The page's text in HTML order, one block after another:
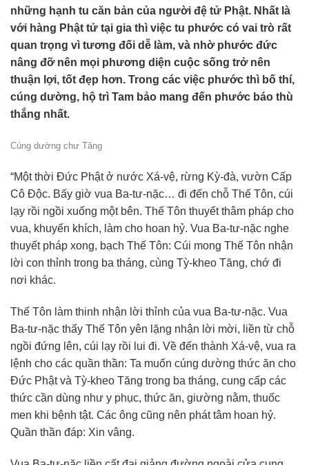
những hạnh tu căn bản của người đệ tử Phật. Nhất là
với hàng Phật tử tại gia thì việc tu phước có vai trò rất
quan trọng vì tương đối dễ làm, và nhờ phước đức
nâng đỡ nên mọi phương diện cuộc sống trở nên
thuận lợi, tốt đẹp hơn. Trong các việc phước thì bố thí,
cúng dường, hộ trì Tam bảo mang đến phước báo thù
thắng nhất.
Cúng dường chư Tăng
“Một thời Đức Phật ở nước Xá-vệ, rừng Kỳ-đà, vườn Cấp
Cô Độc. Bấy giờ vua Ba-tư-nặc… đi đến chỗ Thế Tôn, cúi
lạy rồi ngồi xuống một bên. Thế Tôn thuyết thâm pháp cho
vua, khuyến khích, làm cho hoan hỷ. Vua Ba-tư-nặc nghe
thuyết pháp xong, bạch Thế Tôn: Cúi mong Thế Tôn nhận
lời con thỉnh trong ba tháng, cùng Tỳ-kheo Tăng, chớ đi
nơi khác.
Thế Tôn làm thinh nhận lời thỉnh của vua Ba-tư-nặc. Vua
Ba-tư-nặc thấy Thế Tôn yên lặng nhận lời mời, liền từ chỗ
ngồi đứng lên, cúi lạy rồi lui đi. Về đến thành Xá-vệ, vua ra
lệnh cho các quần thần: Ta muốn cúng dường thức ăn cho
Đức Phật và Tỳ-kheo Tăng trong ba tháng, cung cấp các
thức cần dùng như y phục, thức ăn, giường nằm, thuốc
men khi bệnh tật. Các ông cũng nên phát tâm hoan hỷ.
Quần thần đáp: Xin vâng.